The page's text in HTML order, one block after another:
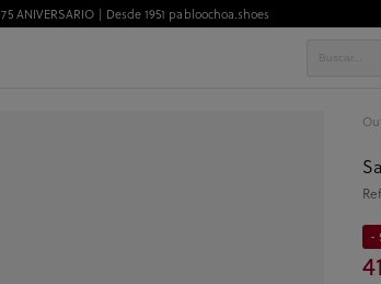
75 ANIVERSARIO | Desde 1951 pabloochoa.shoes
-